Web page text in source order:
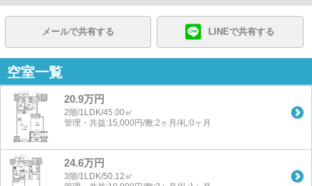
メールで共有する LINEで共有する
空室一覧
20.9万円
2階/1LDK/45.00㎡
管理・共益:15,000円/敷:2ヶ月/礼:0ヶ月
24.6万円
3階/1LDK/50.12㎡